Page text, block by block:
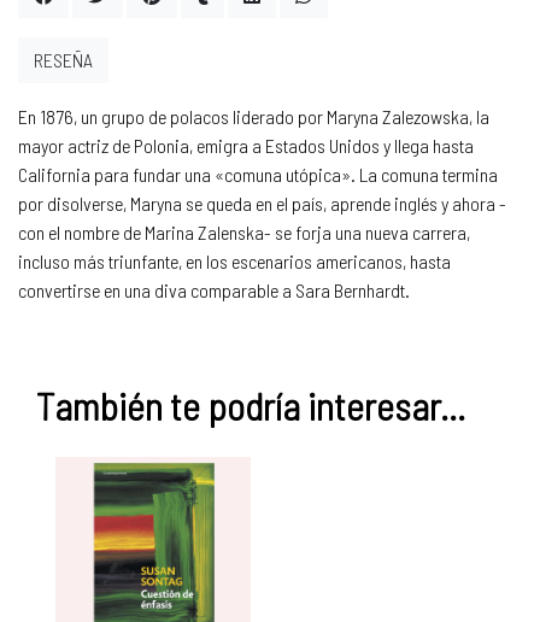
En 1876, un grupo de polacos liderado por Maryna Zalezowska, la
mayor actriz de Polonia, emigra a Estados Unidos y llega hasta
California para fundar una «comuna utópica». La comuna termina
por disolverse, Maryna se queda en el país, aprende inglés y ahora -
con el nombre de Marina Zalenska- se forja una nueva carrera,
incluso más triunfante, en los escenarios americanos, hasta
convertirse en una diva comparable a Sara Bernhardt.
RESEÑA
También te podría interesar...